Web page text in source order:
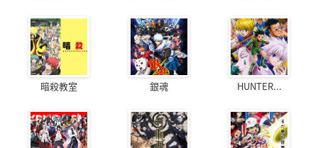
暗殺教室 銀魂 HUNTER...